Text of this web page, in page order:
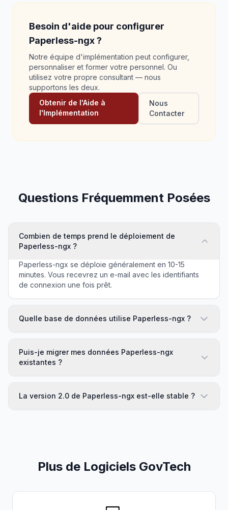
Besoin d'aide pour configurer
Paperless-ngx ?
Notre équipe d'implémentation peut configurer,
personnaliser et former votre personnel. Ou
utilisez votre propre consultant — nous
supportons les deux.
Obtenir de l'Aide à
l'Implémentation
Nous
Contacter
Questions Fréquemment Posées
Combien de temps prend le déploiement de
Paperless-ngx ?
Paperless-ngx se déploie généralement en 10-15
minutes. Vous recevrez un e-mail avec les identifiants
de connexion une fois prêt.
Quelle base de données utilise Paperless-ngx ?
Puis-je migrer mes données Paperless-ngx
existantes ?
La version 2.0 de Paperless-ngx est-elle stable ?
Plus de Logiciels GovTech